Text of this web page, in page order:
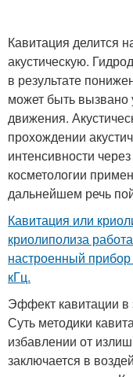
Кавитация делится
акустическую.
в результате
может быть вызвано
движения.
прохождении
интенсивности
косметологии
дальнейшем речь
Кавитация или
криолиполиза
настроенный прибор
кГц.
Эффект кавитации в
Суть методики
избавлении от
заключается в